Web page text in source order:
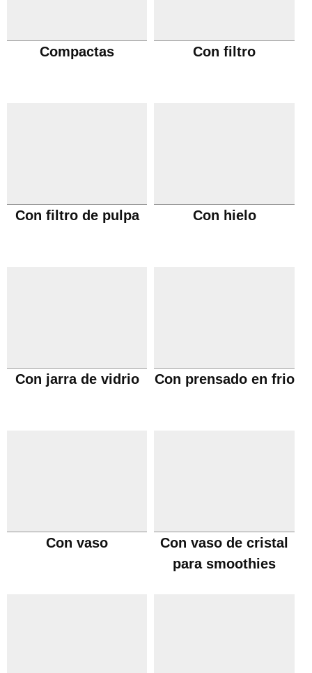
Compactas Con filtro
Con filtro de pulpa Con hielo
Con jarra de vidrio Con prensado en frio
Con vaso
Con vaso de cristal
para smoothies